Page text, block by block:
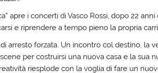
apre i concerti di Vasco Rossi, dopo 22
e riprendere a tempo pieno la propria
arresto forzata. Un incontro col destino, la
per costruirsi una nuova casa e la sua
riesplode con la voglia di fare un